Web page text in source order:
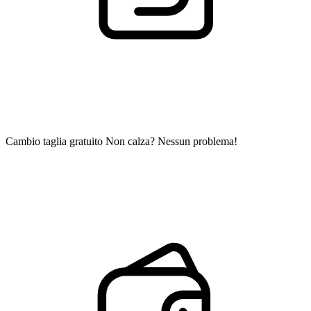
Cambio taglia gratuito Non calza? Nessun problema!